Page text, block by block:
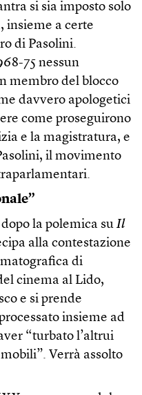
si sia imposto solo
insieme a certe
di Pasolini.
75 nessun
membro del blocco
davvero apologetici
come proseguirono
e la magistratura, e
il movimento
la polemica su Il
alla contestazione
di
cinema al Lido,
e si prende
insieme ad
“turbato l’altrui
Verrà assolto